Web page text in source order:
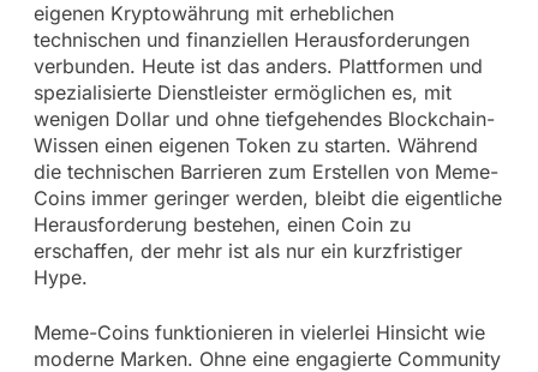
eigenen Kryptowährung mit erheblichen
technischen und finanziellen Herausforderungen
verbunden. Heute ist das anders. Plattformen und
spezialisierte Dienstleister ermöglichen es, mit
wenigen Dollar und ohne tiefgehendes Blockchain-
Wissen einen eigenen Token zu starten. Während
die technischen Barrieren zum Erstellen von Meme-
Coins immer geringer werden, bleibt die eigentliche
Herausforderung bestehen, einen Coin zu
erschaffen, der mehr ist als nur ein kurzfristiger
Hype.
Meme-Coins funktionieren in vielerlei Hinsicht wie
moderne Marken. Ohne eine engagierte Community